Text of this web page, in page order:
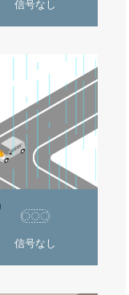
信号なし
信号なし